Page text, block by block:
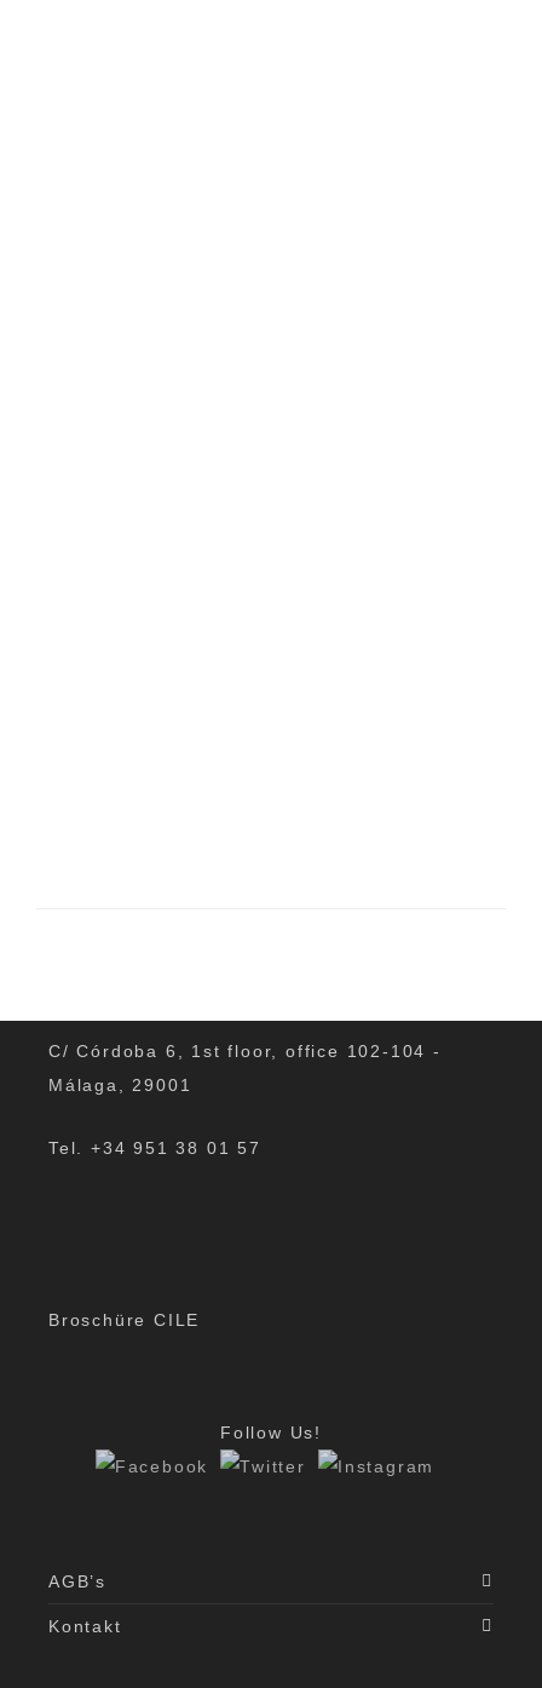
C/ Córdoba 6, 1st floor, office 102-104 -
Málaga, 29001
Tel. +34 951 38 01 57
Broschüre CILE
Follow Us!
AGB’s
Kontakt